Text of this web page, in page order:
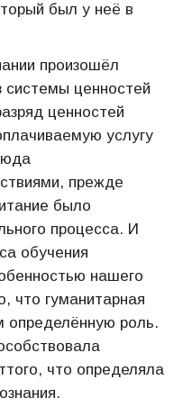
был у неё в
произошёл
системы ценностей
ценностей
услугу
прежде
было
процесса. И
обучения
нашего
что гуманитарная
определённую роль.
что определяла